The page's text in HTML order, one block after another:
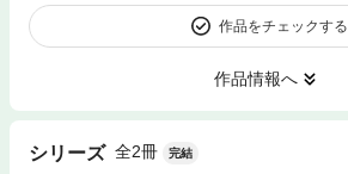
作品をチェックする
作品情報へ
シリーズ 全2冊 完結